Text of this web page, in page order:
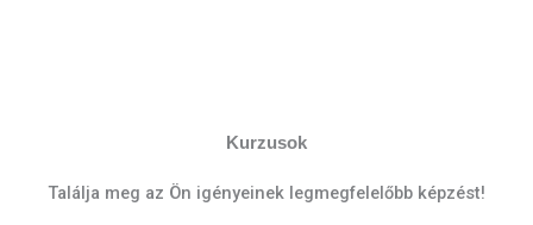
Kurzusok
Találja meg az Ön igényeinek legmegfelelőbb képzést!